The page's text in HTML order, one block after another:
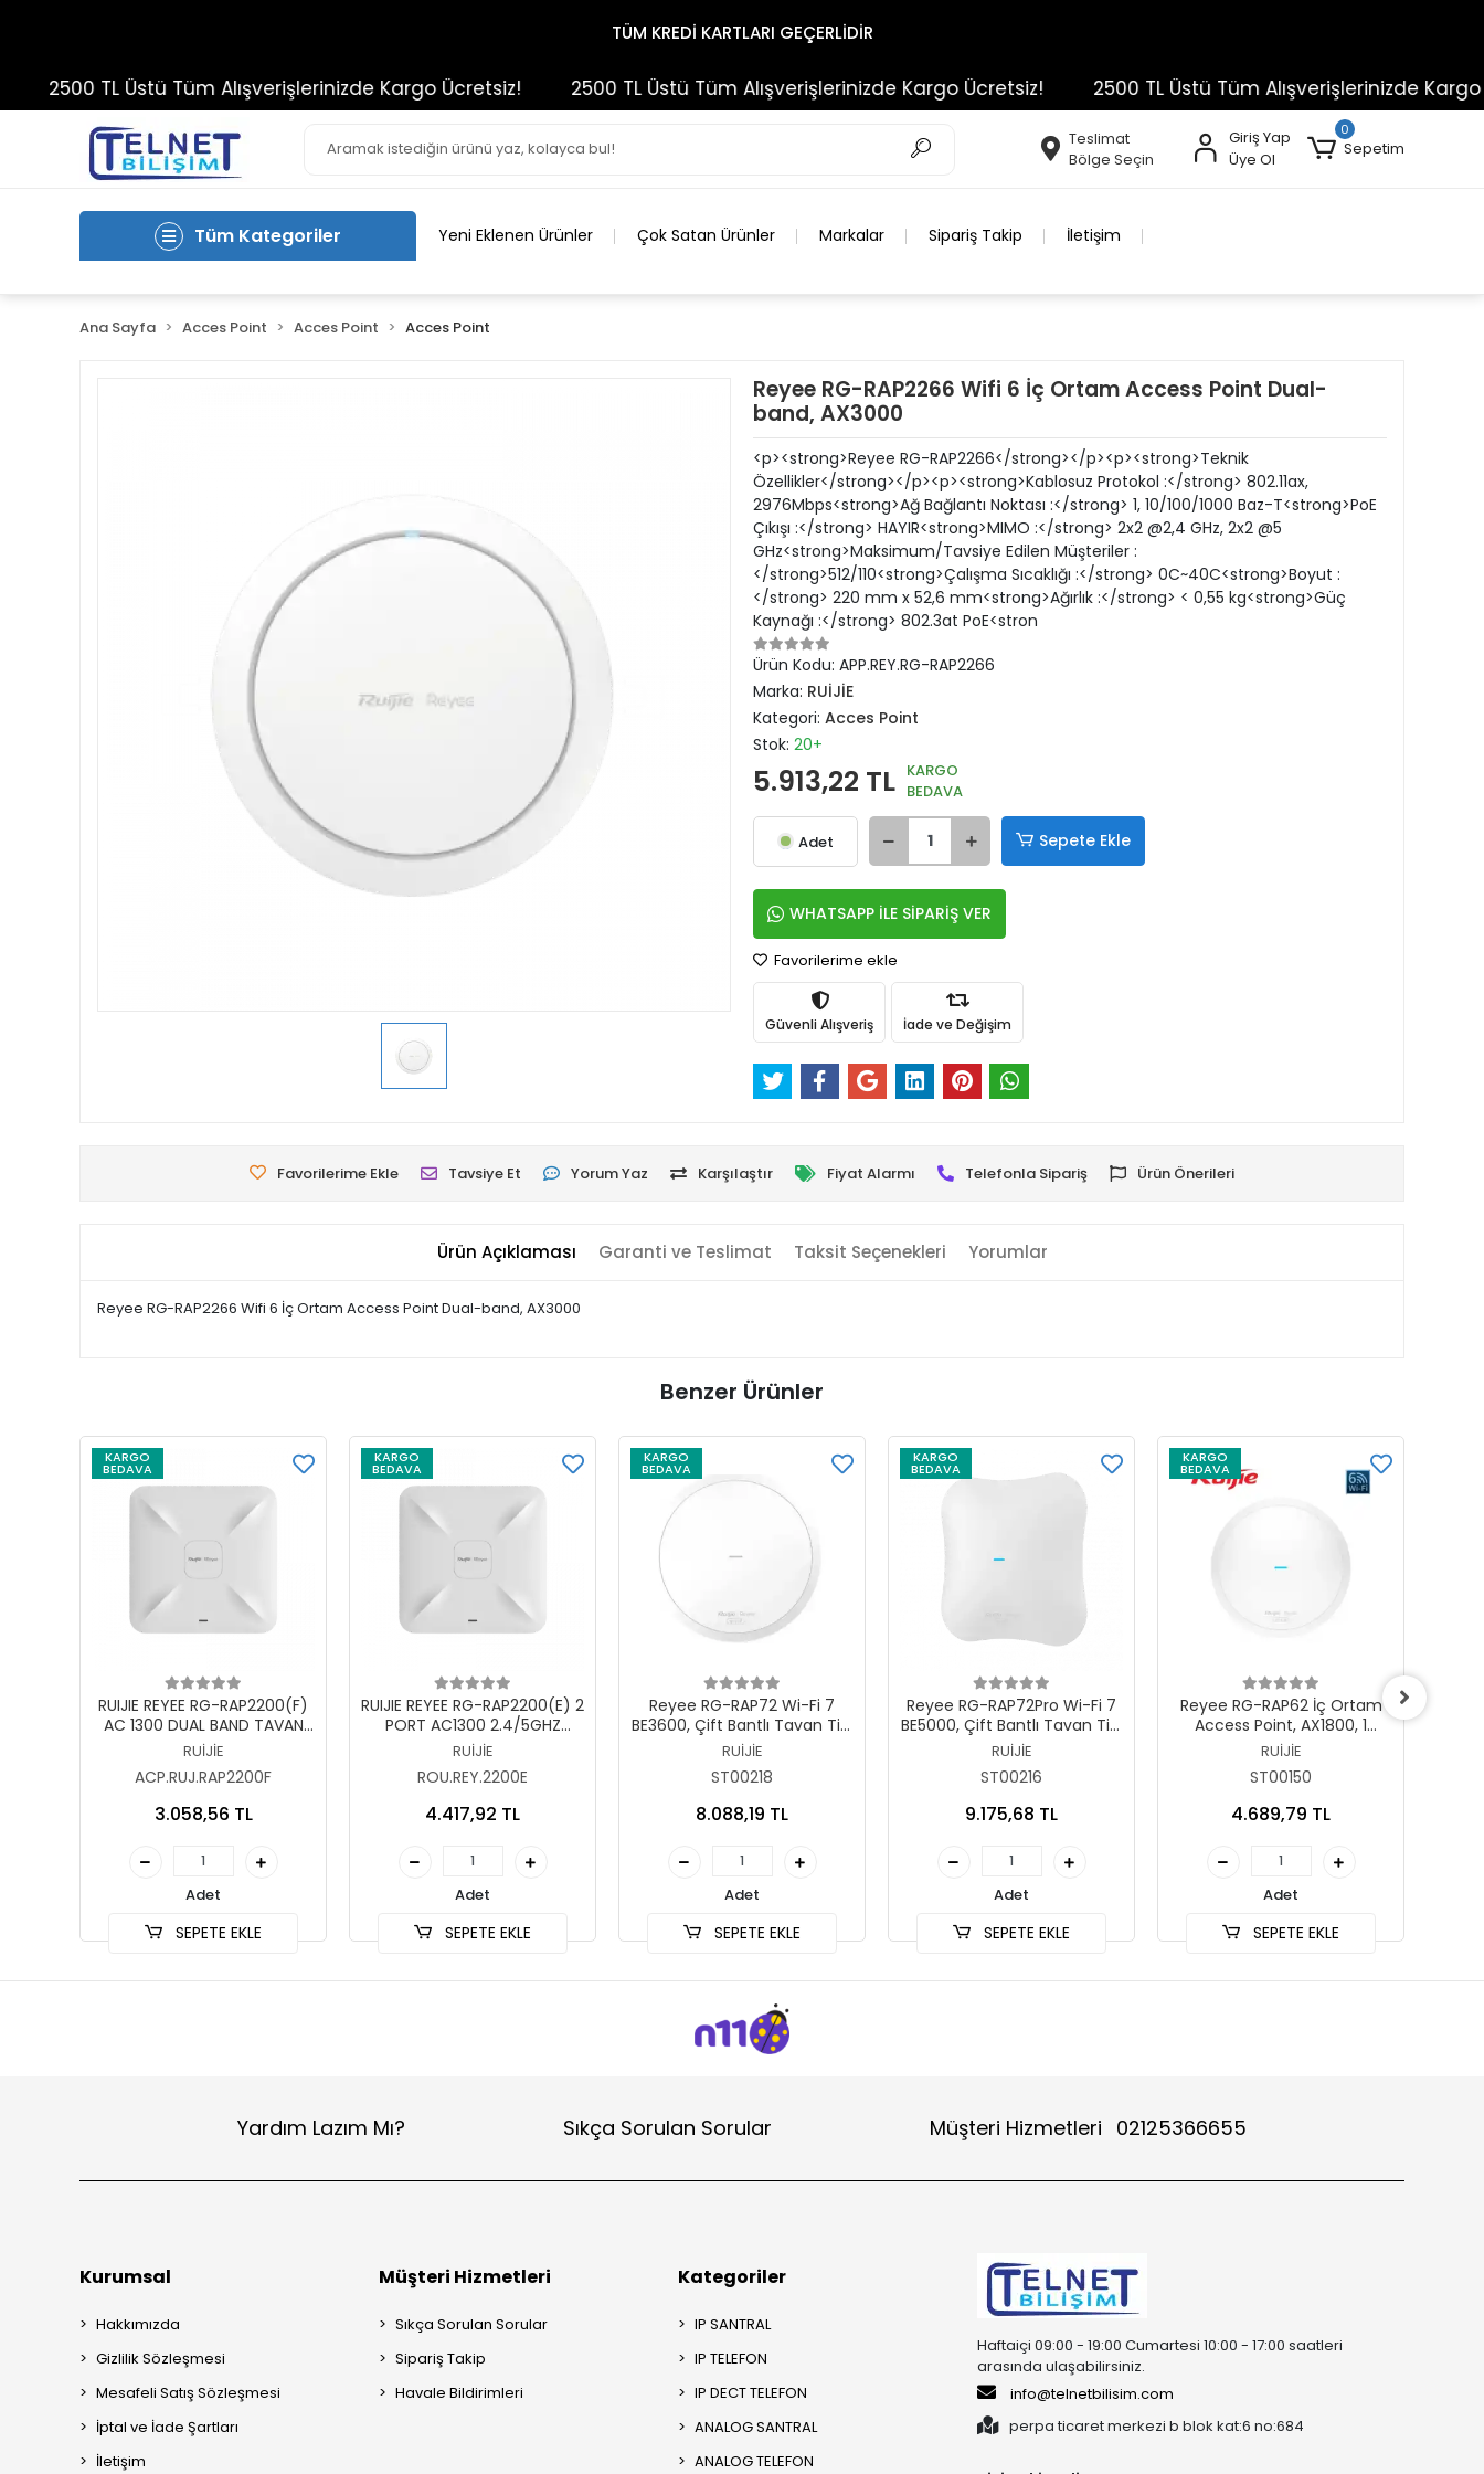
TÜM KREDİ KARTLARI GEÇERLİDİR
2500 TL Üstü Tüm Alışverişlerinizde Kargo Ücretsiz! 2500 TL Üstü Tüm Alışverişlerinizde Kargo Ücretsiz! 2500 TL Üstü Tüm Alışverişlerinizde Kargo
Teslimat
Bölge Seçin
Giriş Yap
Üye Ol
0
Sepetim
Tüm Kategoriler Yeni Eklenen Ürünler Çok Satan Ürünler Markalar Sipariş Takip İletişim
Ana Sayfa Acces Point Acces Point Acces Point
Reyee RG-RAP2266 Wifi 6 İç Ortam Access Point Dual-
band, AX3000
<p><strong>Reyee RG-RAP2266</strong></p><p><strong>Teknik
Özellikler</strong></p><p><strong>Kablosuz Protokol :</strong> 802.11ax,
2976Mbps<strong>Ağ Bağlantı Noktası :</strong> 1, 10/100/1000 Baz-T<strong>PoE
Çıkışı :</strong> HAYIR<strong>MIMO :</strong> 2x2 @2,4 GHz, 2x2 @5
GHz<strong>Maksimum/Tavsiye Edilen Müşteriler :
</strong>512/110<strong>Çalışma Sıcaklığı :</strong> 0C~40C<strong>Boyut :
</strong> 220 mm x 52,6 mm<strong>Ağırlık :</strong> < 0,55 kg<strong>Güç
Kaynağı :</strong> 802.3at PoE<stron
Ürün Kodu: APP.REY.RG-RAP2266
Marka: RUİJİE
Kategori: Acces Point
Stok: 20+
5.913,22 TL KARGO
BEDAVA
Adet Sepete Ekle
WHATSAPP İLE SİPARİŞ VER
Favorilerime ekle
Güvenli Alışveriş İade ve Değişim
Favorilerime Ekle Tavsiye Et Yorum Yaz Karşılaştır Fiyat Alarmı Telefonla Sipariş Ürün Önerileri
Ürün Açıklaması Garanti ve Teslimat Taksit Seçenekleri Yorumlar
Reyee RG-RAP2266 Wifi 6 İç Ortam Access Point Dual-band, AX3000
Benzer Ürünler
KARGO
BEDAVA
Sepete Ekle
RUIJIE REYEE RG-RAP2200(F)
AC 1300 DUAL BAND TAVAN
TİPİ ACCES POİNT
RUİJİE
ACP.RUJ.RAP2200F
3.058,56 TL
Adet
SEPETE EKLE
KARGO
BEDAVA
Sepete Ekle
RUIJIE REYEE RG-RAP2200(E) 2
PORT AC1300 2.4/5GHZ
10/100/1000 2X2 İÇORTAM
POE ACCESS POINT
RUİJİE
ROU.REY.2200E
4.417,92 TL
Adet
SEPETE EKLE
KARGO
BEDAVA
Sepete Ekle
Reyee RG-RAP72 Wi-Fi 7
BE3600, Çift Bantlı Tavan Tipi
Erişim Noktası
RUİJİE
ST00218
8.088,19 TL
Adet
SEPETE EKLE
KARGO
BEDAVA
Sepete Ekle
Reyee RG-RAP72Pro Wi-Fi 7
BE5000, Çift Bantlı Tavan Tipi
Erişim Noktası
RUİJİE
ST00216
9.175,68 TL
Adet
SEPETE EKLE
KARGO
BEDAVA
Sepete Ekle
Reyee RG-RAP62 İç Ortam
Access Point, AX1800, 1
Gigabit Ethernet Port
RUİJİE
ST00150
4.689,79 TL
Adet
SEPETE EKLE
Yardım Lazım Mı? Sıkça Sorulan Sorular Müşteri Hizmetleri 02125366655
Kurumsal
Hakkımızda
Gizlilik Sözleşmesi
Mesafeli Satış Sözleşmesi
İptal ve İade Şartları
İletişim
Müşteri Hizmetleri
Sıkça Sorulan Sorular
Sipariş Takip
Havale Bildirimleri
Kategoriler
IP SANTRAL
IP TELEFON
IP DECT TELEFON
ANALOG SANTRAL
ANALOG TELEFON
Haftaiçi 09:00 - 19:00 Cumartesi 10:00 - 17:00 saatleri
arasında ulaşabilirsiniz.
info@telnetbilisim.com
perpa ticaret merkezi b blok kat:6 no:684